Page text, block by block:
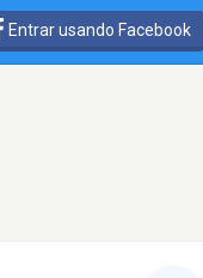
Entrar usando Facebook